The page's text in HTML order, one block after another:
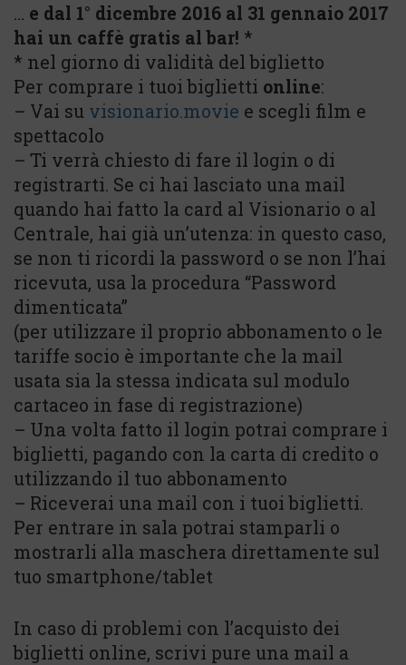
… e dal 1° dicembre 2016 al 31 gennaio 2017
hai un caffè gratis al bar! *
* nel giorno di validità del biglietto
Per comprare i tuoi biglietti online:
– Vai su visionario.movie e scegli film e
spettacolo
– Ti verrà chiesto di fare il login o di
registrarti. Se ci hai lasciato una mail
quando hai fatto la card al Visionario o al
Centrale, hai già un’utenza: in questo caso,
se non ti ricordi la password o se non l’hai
ricevuta, usa la procedura “Password
dimenticata”
(per utilizzare il proprio abbonamento o le
tariffe socio è importante che la mail
usata sia la stessa indicata sul modulo
cartaceo in fase di registrazione)
– Una volta fatto il login potrai comprare i
biglietti, pagando con la carta di credito o
utilizzando il tuo abbonamento
– Riceverai una mail con i tuoi biglietti.
Per entrare in sala potrai stamparli o
mostrarli alla maschera direttamente sul
tuo smartphone/tablet
In caso di problemi con l’acquisto dei
biglietti online, scrivi pure una mail a